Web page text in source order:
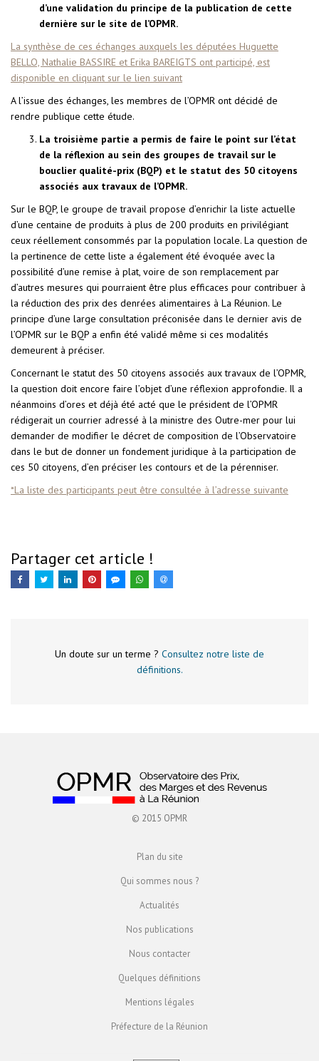
d’une validation du principe de la publication de cette
dernière sur le site de l’OPMR.
La synthèse de ces échanges auxquels les députées Huguette
BELLO, Nathalie BASSIRE et Erika BAREIGTS ont participé, est
disponible en cliquant sur le lien suivant
A l’issue des échanges, les membres de l’OPMR ont décidé de
rendre publique cette étude.
La troisième partie a permis de faire le point sur l’état
de la réflexion au sein des groupes de travail sur le
bouclier qualité-prix (BQP) et le statut des 50 citoyens
associés aux travaux de l’OPMR.
Sur le BQP, le groupe de travail propose d’enrichir la liste actuelle
d’une centaine de produits à plus de 200 produits en privilégiant
ceux réellement consommés par la population locale. La question de
la pertinence de cette liste a également été évoquée avec la
possibilité d’une remise à plat, voire de son remplacement par
d’autres mesures qui pourraient être plus efficaces pour contribuer à
la réduction des prix des denrées alimentaires à La Réunion. Le
principe d’une large consultation préconisée dans le dernier avis de
l’OPMR sur le BQP a enfin été validé même si ces modalités
demeurent à préciser.
Concernant le statut des 50 citoyens associés aux travaux de l’OPMR,
la question doit encore faire l’objet d’une réflexion approfondie. Il a
néanmoins d’ores et déjà été acté que le président de l’OPMR
rédigerait un courrier adressé à la ministre des Outre-mer pour lui
demander de modifier le décret de composition de l’Observatoire
dans le but de donner un fondement juridique à la participation de
ces 50 citoyens, d’en préciser les contours et de la pérenniser.
*La liste des participants peut être consultée à l’adresse suivante
Partager cet article !
Un doute sur un terme ? Consultez notre liste de
définitions.
© 2015 OPMR
Plan du site
Qui sommes nous ?
Actualités
Nos publications
Nous contacter
Quelques définitions
Mentions légales
Préfecture de la Réunion